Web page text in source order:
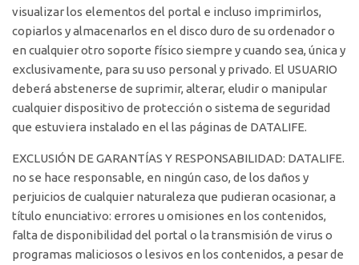
visualizar los elementos del portal e incluso imprimirlos,
copiarlos y almacenarlos en el disco duro de su ordenador o
en cualquier otro soporte físico siempre y cuando sea, única y
exclusivamente, para su uso personal y privado. El USUARIO
deberá abstenerse de suprimir, alterar, eludir o manipular
cualquier dispositivo de protección o sistema de seguridad
que estuviera instalado en el las páginas de DATALIFE.
EXCLUSIÓN DE GARANTÍAS Y RESPONSABILIDAD: DATALIFE.
no se hace responsable, en ningún caso, de los daños y
perjuicios de cualquier naturaleza que pudieran ocasionar, a
título enunciativo: errores u omisiones en los contenidos,
falta de disponibilidad del portal o la transmisión de virus o
programas maliciosos o lesivos en los contenidos, a pesar de